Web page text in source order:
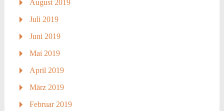
August 2019
Juli 2019
Juni 2019
Mai 2019
April 2019
März 2019
Februar 2019